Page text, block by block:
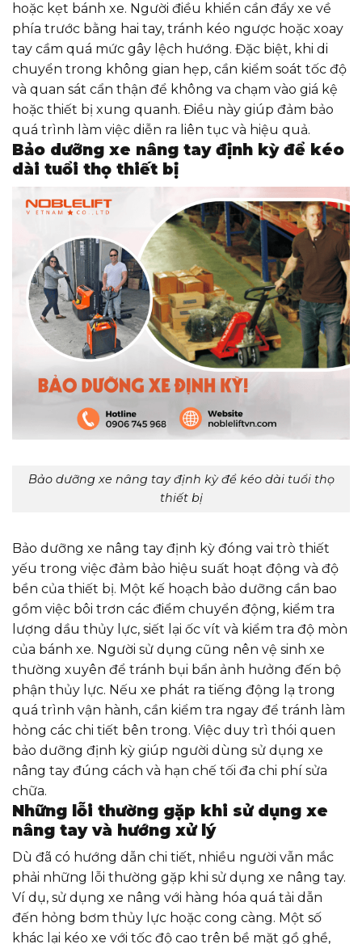
hoặc kẹt bánh xe. Người điều khiển cần đẩy xe về
phía trước bằng hai tay, tránh kéo ngược hoặc xoay
tay cầm quá mức gây lệch hướng. Đặc biệt, khi di
chuyển trong không gian hẹp, cần kiểm soát tốc độ
và quan sát cẩn thận để không va chạm vào giá kệ
hoặc thiết bị xung quanh. Điều này giúp đảm bảo
quá trình làm việc diễn ra liên tục và hiệu quả.
Bảo dưỡng xe nâng tay định kỳ để kéo
dài tuổi thọ thiết bị
Bảo dưỡng xe nâng tay định kỳ để kéo dài tuổi thọ
thiết bị
Bảo dưỡng xe nâng tay định kỳ đóng vai trò thiết
yếu trong việc đảm bảo hiệu suất hoạt động và độ
bền của thiết bị. Một kế hoạch bảo dưỡng cần bao
gồm việc bôi trơn các điểm chuyển động, kiểm tra
lượng dầu thủy lực, siết lại ốc vít và kiểm tra độ mòn
của bánh xe. Người sử dụng cũng nên vệ sinh xe
thường xuyên để tránh bụi bẩn ảnh hưởng đến bộ
phận thủy lực. Nếu xe phát ra tiếng động lạ trong
quá trình vận hành, cần kiểm tra ngay để tránh làm
hỏng các chi tiết bên trong. Việc duy trì thói quen
bảo dưỡng định kỳ giúp người dùng sử dụng xe
nâng tay đúng cách và hạn chế tối đa chi phí sửa
chữa.
Những lỗi thường gặp khi sử dụng xe
nâng tay và hướng xử lý
Dù đã có hướng dẫn chi tiết, nhiều người vẫn mắc
phải những lỗi thường gặp khi sử dụng xe nâng tay.
Ví dụ, sử dụng xe nâng với hàng hóa quá tải dẫn
đến hỏng bơm thủy lực hoặc cong càng. Một số
khác lại kéo xe với tốc độ cao trên bề mặt gồ ghề,